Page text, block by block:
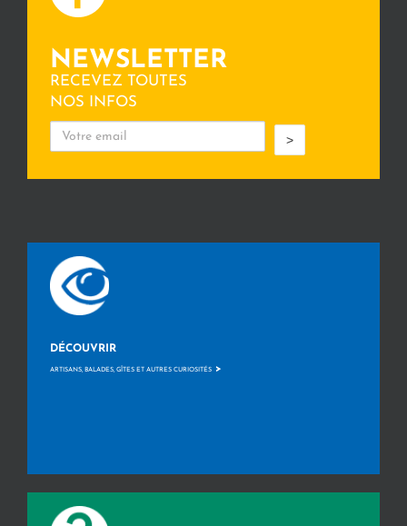
NEWSLETTER
RECEVEZ TOUTES
NOS INFOS
>
DÉCOUVRIR
ARTISANS, BALADES, GÎTES ET AUTRES CURIOSITÉS >